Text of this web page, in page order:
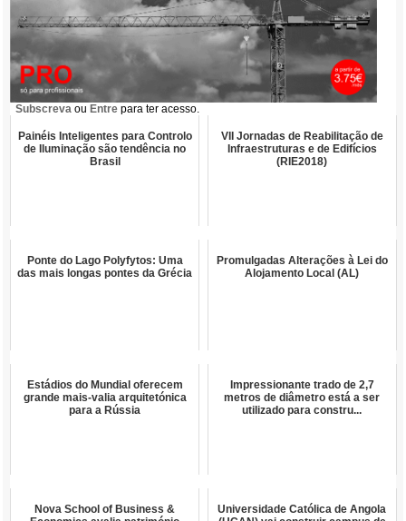
Subscreva ou Entre para ter acesso.
Painéis Inteligentes para Controlo
de Iluminação são tendência no
Brasil
VII Jornadas de Reabilitação de
Infraestruturas e de Edifícios
(RIE2018)
Ponte do Lago Polyfytos: Uma
das mais longas pontes da Grécia
Promulgadas Alterações à Lei do
Alojamento Local (AL)
Estádios do Mundial oferecem
grande mais-valia arquitetónica
para a Rússia
Impressionante trado de 2,7
metros de diâmetro está a ser
utilizado para constru...
Nova School of Business &
Universidade Católica de Angola